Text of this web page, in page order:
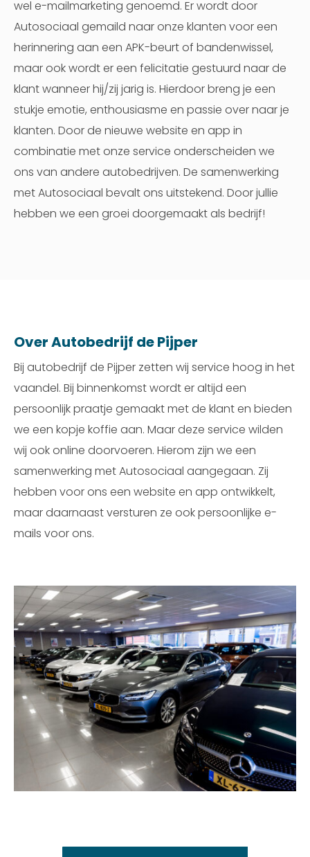
wel e-mailmarketing genoemd. Er wordt door
Autosociaal gemaild naar onze klanten voor een
herinnering aan een APK-beurt of bandenwissel,
maar ook wordt er een felicitatie gestuurd naar de
klant wanneer hij/zij jarig is. Hierdoor breng je een
stukje emotie, enthousiasme en passie over naar je
klanten. Door de nieuwe website en app in
combinatie met onze service onderscheiden we
ons van andere autobedrijven. De samenwerking
met Autosociaal bevalt ons uitstekend. Door jullie
hebben we een groei doorgemaakt als bedrijf!
Over Autobedrijf de Pijper
Bij autobedrijf de Pijper zetten wij service hoog in het
vaandel. Bij binnenkomst wordt er altijd een
persoonlijk praatje gemaakt met de klant en bieden
we een kopje koffie aan. Maar deze service wilden
wij ook online doorvoeren. Hierom zijn we een
samenwerking met Autosociaal aangegaan. Zij
hebben voor ons een website en app ontwikkelt,
maar daarnaast versturen ze ook persoonlijke e-
mails voor ons.